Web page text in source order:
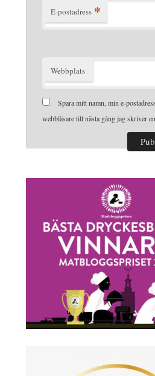
E-postadress *
Webbplats
Spara mitt namn, min e-
webbläsare till nästa gång jag skriver